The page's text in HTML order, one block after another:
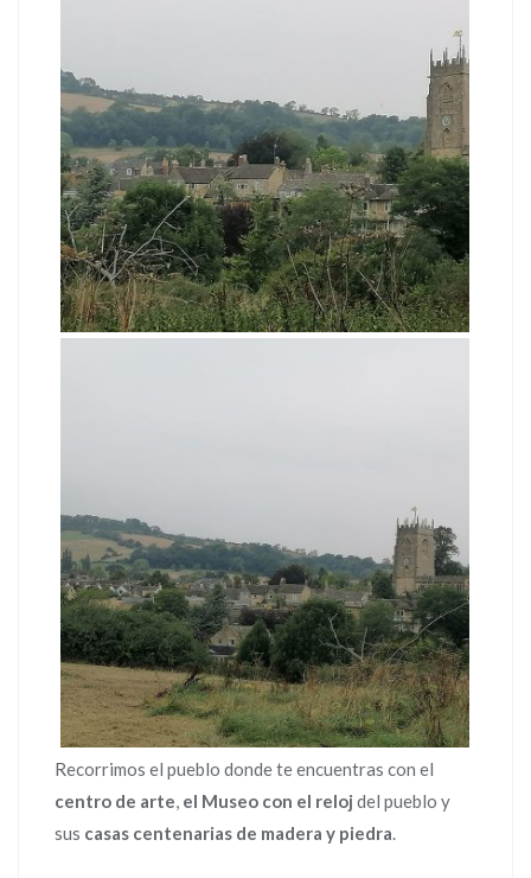
Recorrimos el pueblo donde te encuentras con el
centro de arte, el Museo con el reloj del pueblo y
sus casas centenarias de madera y piedra.